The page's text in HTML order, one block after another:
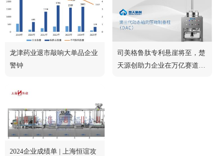
龙津药业退市敲响大单品企业
警钟
司美格鲁肽专利悬崖将至，楚
天源创助力企业在万亿赛道中
2024企业成绩单 | 上海恒谊攻